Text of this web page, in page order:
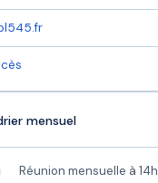
mensuel
Réunion mensuelle à 14h